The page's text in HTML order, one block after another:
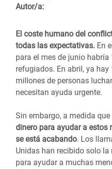
Autor/a:
El coste humano del
todas las expectativas. En
para el mes de junio habría
refugiados. En abril, ya hay
millones de personas
necesitan ayuda urgente.
Sin embargo, a medida
dinero para ayudar a estos
se está acabando. Los
Unidas han recibido solo
para ayudar a muchas